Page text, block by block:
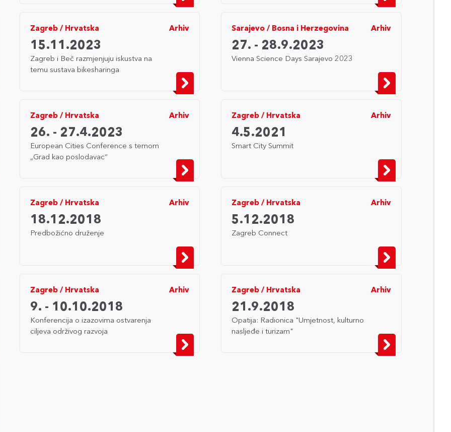
Zagreb/ Hrvatska Arhiv
15.11.2023
Zagreb i Beč razmjenjuju iskustva na
temu sustava bikesharinga
Sarajevo / Bosna i Herzegovina Arhiv
27. - 28.9.2023
Vienna Science Days Sarajevo 2023
Zagreb/ Hrvatska Arhiv
26. - 27.4.2023
European Cities Conference s temom
„Grad kao poslodavac“
Zagreb / Hrvatska Arhiv
4.5.2021
Smart City Summit
Zagreb/ Hrvatska Arhiv
18.12.2018
Predbožićno druženje
Zagreb / Hrvatska Arhiv
5.12.2018
Zagreb Connect
Zagreb/ Hrvatska Arhiv
9. - 10.10.2018
Konferencija o izazovima ostvarenja
ciljeva održivog razvoja
Zagreb / Hrvatska Arhiv
21.9.2018
Opatija: Radionica "Umjetnost, kulturno
nasljeđe i turizam"